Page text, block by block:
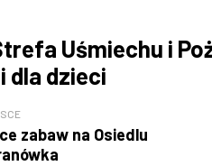
Uśmiechu i
dla dzieci
zabaw na Osiedlu